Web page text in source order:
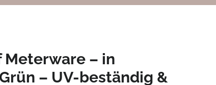
– in
– UV-beständig &